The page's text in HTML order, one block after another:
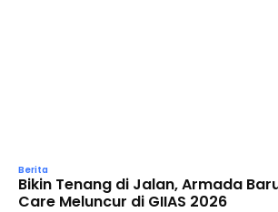
Berita
Bikin Tenang di Jalan, Armada
Care Meluncur di GIIAS 2026